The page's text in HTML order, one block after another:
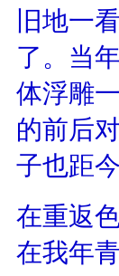
旧地一
了。当
体浮雕
的前后
子也距
在重返
在我年